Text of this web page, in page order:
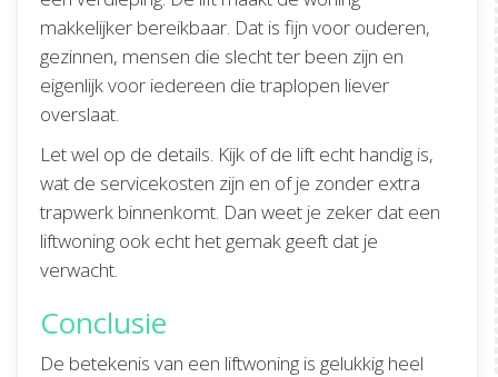
makkelijker bereikbaar. Dat is fijn voor ouderen,
gezinnen, mensen die slecht ter been zijn en
eigenlijk voor iedereen die traplopen liever
overslaat.
Let wel op de details. Kijk of de lift echt handig is,
wat de servicekosten zijn en of je zonder extra
trapwerk binnenkomt. Dan weet je zeker dat een
liftwoning ook echt het gemak geeft dat je
verwacht.
Conclusie
De betekenis van een liftwoning is gelukkig heel